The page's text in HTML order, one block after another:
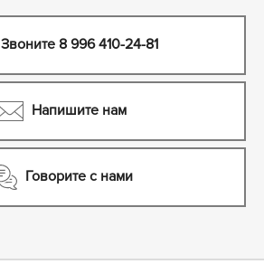
Звоните 8 996 410-24-81
Напишите нам
Говорите с нами